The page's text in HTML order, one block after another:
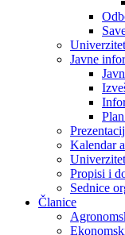
Javne
Kalendar
Propisi i
Sednice
Članice